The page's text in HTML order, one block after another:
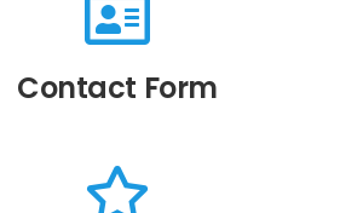
Contact Form